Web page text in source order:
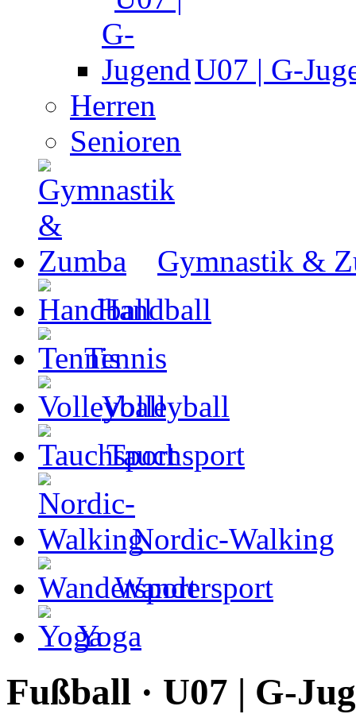
U07 | G-
Herren
Senioren
Gymnastik &
Handball
Tennis
Volleyball
Tauchsport
Nordic-Walking
Wandersport
Yoga
Fußball · U07 | G-